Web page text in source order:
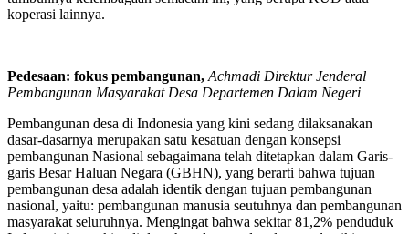
koperasi lainnya.
Pedesaan: fokus pembangunan, Achmadi Direktur Jenderal
Pembangunan Masyarakat Desa Departemen Dalam Negeri
Pembangunan desa di Indonesia yang kini sedang dilaksanakan
dasar-dasarnya merupakan satu kesatuan dengan konsepsi
pembangunan Nasional sebagaimana telah ditetapkan dalam Garis-
garis Besar Haluan Negara (GBHN), yang berarti bahwa tujuan
pembangunan desa adalah identik dengan tujuan pembangunan
nasional, yaitu: pembangunan manusia seutuhnya dan pembangunan
masyarakat seluruhnya. Mengingat bahwa sekitar 81,2% penduduk